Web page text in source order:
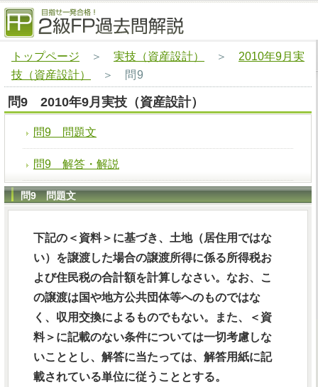
トップページ ＞ 実技（資産設計） ＞ 2010年9月実
技（資産設計）
＞ 問9
問9 2010年9月実技（資産設計）
問9 問題文
問9 解答・解説
問9 問題文
下記の＜資料＞に基づき、土地（居住用ではな
い）を譲渡した場合の譲渡所得に係る所得税お
よび住民税の合計額を計算しなさい。なお、こ
の譲渡は国や地方公共団体等へのものではな
く、収用交換によるものでもない。また、＜資
料＞に記載のない条件については一切考慮しな
いこととし、解答に当たっては、解答用紙に記
載されている単位に従うこととする。